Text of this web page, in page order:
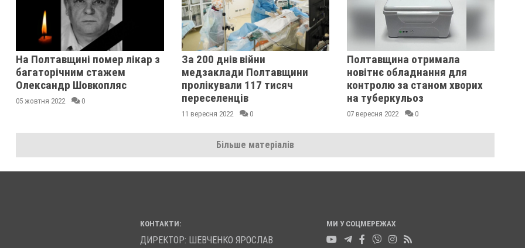
На Полтавщині помер лікар з
багаторічним стажем
Олександр Шовкопляс
05 жовтня 2022 0
За 200 днів війни
медзаклади Полтавщини
пролікували 117 тисяч
переселенців
11 вересня 2022 0
Полтавщина отримала
новітнє обладнання для
контролю за станом хворих
на туберкульоз
07 вересня 2022 0
Більше матеріалів
КОНТАКТИ:
ДИРЕКТОР: ШЕВЧЕНКО ЯРОСЛАВ
МИ У СОЦМЕРЕЖАХ